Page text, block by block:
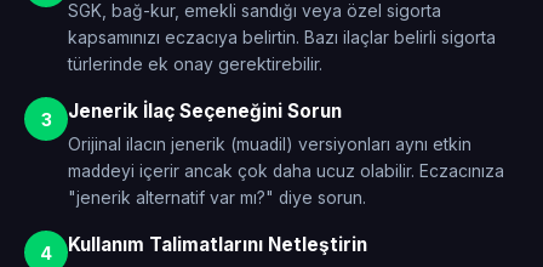
SGK, bağ-kur, emekli sandığı veya özel sigorta
kapsamınızı eczacıya belirtin. Bazı ilaçlar belirli sigorta
türlerinde ek onay gerektirebilir.
3 Jenerik İlaç Seçeneğini Sorun
Orijinal ilacın jenerik (muadil) versiyonları aynı etkin
maddeyi içerir ancak çok daha ucuz olabilir. Eczacınıza
"jenerik alternatif var mı?" diye sorun.
4 Kullanım Talimatlarını Netleştirin